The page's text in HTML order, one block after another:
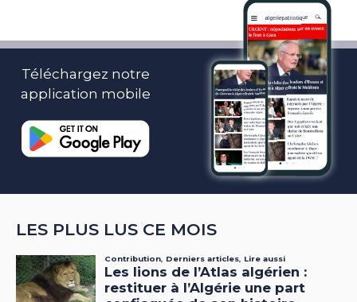
Téléchargez notre
application mobile
LES PLUS LUS CE MOIS